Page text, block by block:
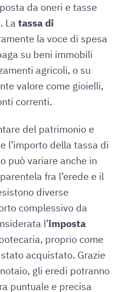
da oneri e tasse
La tassa di
la voce di spesa
su beni immobili
agricoli, o su
valore come gioielli,
correnti.
del patrimonio e
l’importo della tassa di
può variare anche in
fra l’erede e il
diverse
complessivo da
l’imposta
proprio come
acquistato. Grazie
gli eredi potranno
puntuale e precisa